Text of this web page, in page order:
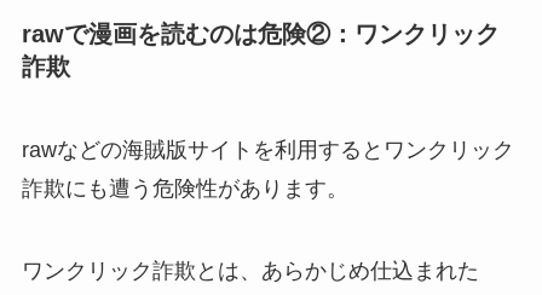
rawで漫画を読むのは危険②：ワンクリック
詐欺
rawなどの海賊版サイトを利用するとワンクリック
詐欺にも遭う危険性があります。
ワンクリック詐欺とは、あらかじめ仕込まれた